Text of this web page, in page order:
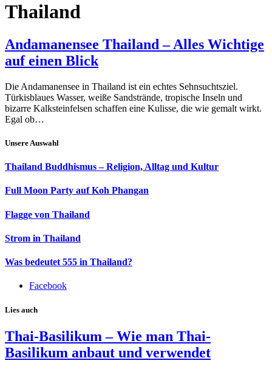
Thailand
Andamanensee Thailand – Alles Wichtige
auf einen Blick
Die Andamanensee in Thailand ist ein echtes Sehnsuchtsziel.
Türkisblaues Wasser, weiße Sandstrände, tropische Inseln und
bizarre Kalksteinfelsen schaffen eine Kulisse, die wie gemalt wirkt.
Egal ob…
Unsere Auswahl
Thailand Buddhismus – Religion, Alltag und Kultur
Full Moon Party auf Koh Phangan
Flagge von Thailand
Strom in Thailand
Was bedeutet 555 in Thailand?
Facebook
Lies auch
Thai-Basilikum – Wie man Thai-
Basilikum anbaut und verwendet